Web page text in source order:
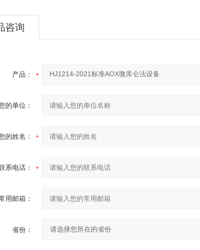
咨询
产品：
的单位：
的姓名：
系电话：
用邮箱：
省份：